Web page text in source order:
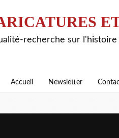
recherche sur
Accueil Newsletter